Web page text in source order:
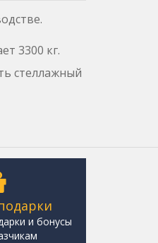
3300 кг.
стеллажный
и бонусы